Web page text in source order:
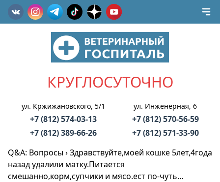
КРУГЛОСУТОЧНО
ул. Кржижановского, 5/1
+7 (812) 574-03-13
+7 (812) 389-66-26
ул. Инженерная, 6
+7 (812) 570-56-59
+7 (812) 571-33-90
Q&A: Вопросы›Здравствуйте,моей кошке 5лет,4года
назад удалили матку.Питается
смешанно,корм,супчики и мясо.ест по-чуть…